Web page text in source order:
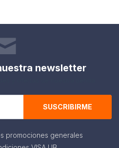
newsletter
SUSCRIBIRME
promociones generales